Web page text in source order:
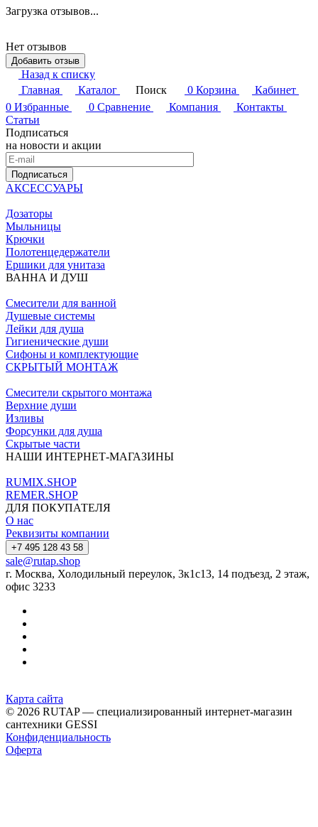
Загрузка отзывов...
Нет отзывов
Добавить отзыв
Назад к списку
Главная
Каталог Поиск 0 Корзина
Кабинет
0 Избранные 0 Сравнение Компания
Контакты
Статьи
Подписаться
на новости и акции
Подписаться
АКСЕССУАРЫ
Дозаторы
Мыльницы
Крючки
Полотенцедержатели
Ершики для унитаза
ВАННА И ДУШ
Смесители для ванной
Душевые системы
Лейки для душа
Гигиенические души
Сифоны и комплектующие
СКРЫТЫЙ МОНТАЖ
Смесители скрытого монтажа
Верхние души
Изливы
Форсунки для душа
Скрытые части
НАШИ ИНТЕРНЕТ-МАГАЗИНЫ
RUMIX.SHOP
REMER.SHOP
ДЛЯ ПОКУПАТЕЛЯ
О нас
Реквизиты компании
+7 495 128 43 58
sale@rutap.shop
г. Москва, Холодильный переулок, 3к1с13, 14 подъезд, 2 этаж,
офис 3233
Карта сайта
© 2026 RUTAP — специализированный интернет-магазин
сантехники GESSI
Конфиденциальность
Оферта